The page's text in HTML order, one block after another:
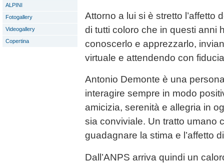
ALPINI
Fotogallery
Videogallery
Copertina
Attorno a lui si è stretto l’affetto
di tutti coloro che in questi anni
conoscerlo e apprezzarlo,
virtuale e attendendo con
Antonio Demonte è una
interagire sempre in modo
amicizia, serenità e allegria in
sia conviviale. Un tratto umano
guadagnare la stima e l’affetto
Dall’ANPS arriva quindi un